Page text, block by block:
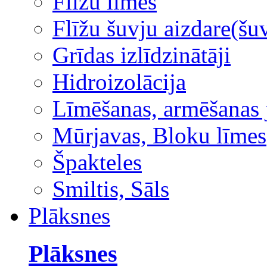
Flīžu šuvju
Grīdas izlīdzinātāji
Hidroizolācija
Līmēšanas, armēšanas
Mūrjavas, Bloku līmes
Špakteles
Smiltis, Sāls
Plāksnes
Plāksnes